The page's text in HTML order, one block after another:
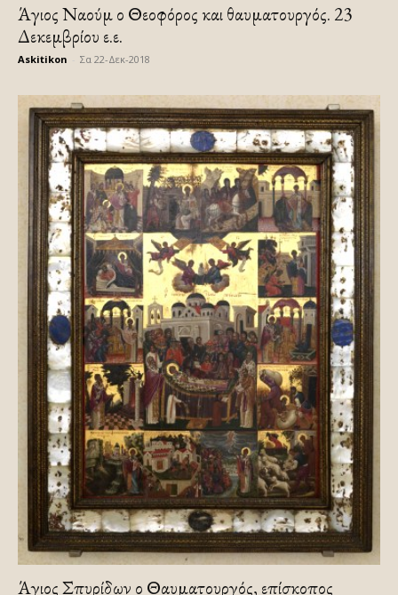
Άγιος Ναούμ ο Θεοφόρος και θαυματουργός. 23
Δεκεμβρίου ε.ε.
Askitikon Σα 22-Δεκ-2018
Άγιος Σπυρίδων ο Θαυματουργός, επίσκοπος